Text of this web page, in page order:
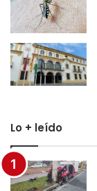
Lo + leído